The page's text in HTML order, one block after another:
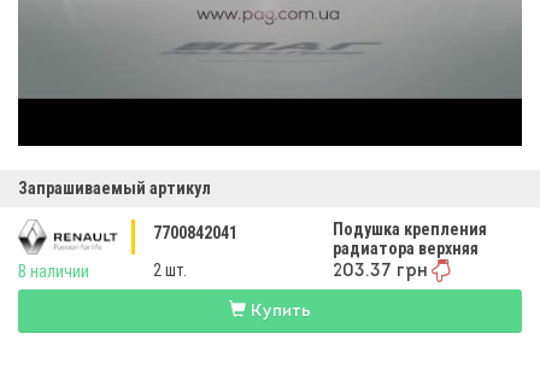
Запрашиваемый артикул
7700842041
Подушка крепления
радиатора верхняя
В наличии
2 шт. 203.37 грн
Купить